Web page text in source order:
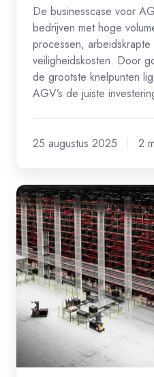
De businesscase voor
bedrijven met hoge
processen,
veiligheidskosten. Door
de grootste knelpunten
AGV’s de juiste
25 augustus 2025 2
3PL
&
e-
fulfilment:
zo
schaal
je
slim
met
magazijnautomatisering